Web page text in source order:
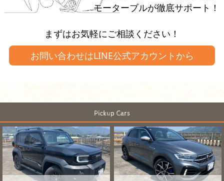
モーターブルが徹底サポート！
まずはお気軽にご相談ください！
お問い合わせはLINE公式アカウントから
Pickup Cars